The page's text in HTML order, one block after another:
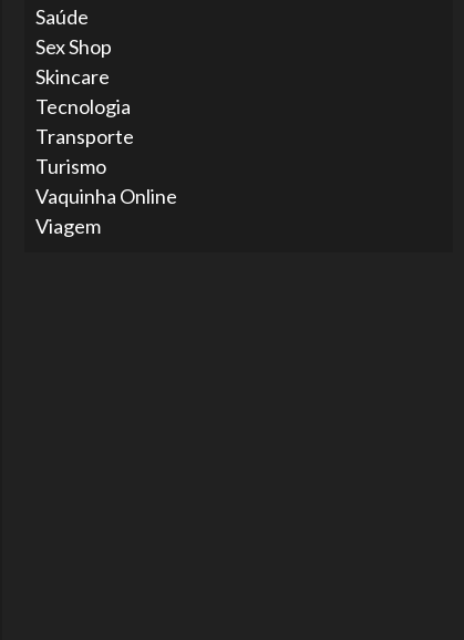
Saúde
Sex Shop
Skincare
Tecnologia
Transporte
Turismo
Vaquinha Online
Viagem